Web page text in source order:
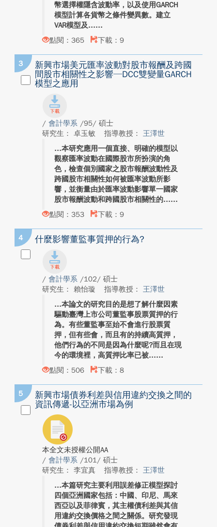
幣選擇權隱含波動率，以及使用GARCH
模型計算各貨幣之條件變異數。建立
VAR模型及...
點閱：365
下載：9
3
新興市場美元匯率波動對股市報酬及跨國
間股市相關性之影響─DCC雙變量GARCH
模型之應用
/ 會計學系 /95/ 碩士
研究生： 卓玉敏
指導教授： 王澤世
本研究應用一個直接、明確的模型以
觀察匯率波動在國際股市所扮演的角
色，檢查個別國家之股市報酬波動性及
跨國股市相關性如何被匯率波動所影
響，並衡量由於匯率波動影響單一國家
股市報酬波動和跨國股市相關性的...
點閱：353
下載：9
4 什麼影響董監事質押的行為?
/ 會計學系 /102/ 碩士
研究生： 賴怡璇
指導教授： 王澤世
本論文的研究目的是想了解什麼因素
驅動臺灣上市公司董監事股票質押的行
為。有些董監事至始不會進行股票質
押，但有些會，而且有的持續高質押，
他們行為的不同是因為什麼呢?而且在現
今的環境裡，高質押比率已被...
點閱：506
下載：8
5
新興市場債券利差與信用違約交換之間的
資訊傳遞-以亞洲市場為例
本全文未授權公開AA
/ 會計學系 /101/ 碩士
研究生： 李宜真
指導教授： 王澤世
本篇研究主要利用誤差修正模型探討
四個亞洲國家包括：中國、印尼、馬來
西亞以及菲律賓，其主權債利差與其信
用違約交換價格之間之關係。研究發現